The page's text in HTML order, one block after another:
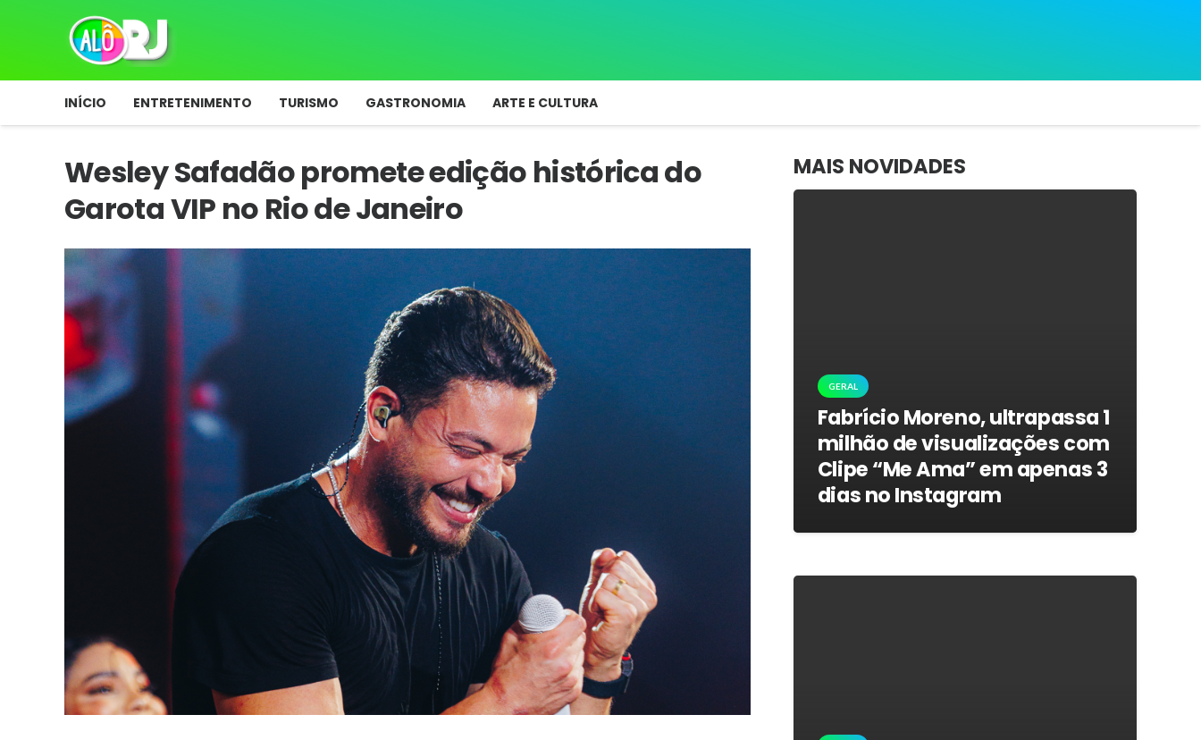
INÍCIO ENTRETENIMENTO TURISMO GASTRONOMIA ARTE E CULTURA
Wesley Safadão promete edição histórica do
Garota VIP no Rio de Janeiro
MAIS NOVIDADES
GERAL
Fabrício Moreno, ultrapassa 1
milhão de visualizações com
Clipe “Me Ama” em apenas 3
dias no Instagram